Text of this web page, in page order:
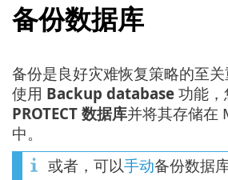
备份数据库
备份是良好灾难恢复策略的至关
使用 Backup database 功能，
PROTECT 数据库并将其存储在
中。
或者，可以手动备份数据库